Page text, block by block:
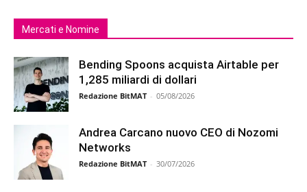
Mercati e Nomine
Bending Spoons acquista Airtable per
1,285 miliardi di dollari
Redazione BitMAT - 05/08/2026
Andrea Carcano nuovo CEO di Nozomi
Networks
Redazione BitMAT - 30/07/2026